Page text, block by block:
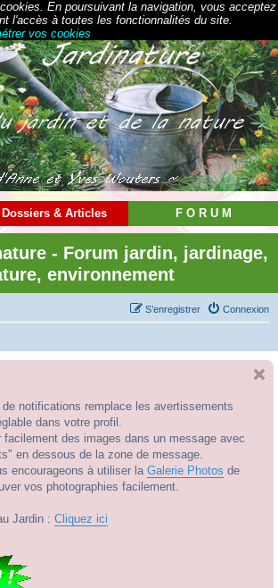
En poursuivant la navigation, vous acceptez
l'accès à toutes les fonctionnalités du site.
vos cookies
Dossiers & Articles F O R U M
- Forum jardin, jardinage,
environnement
Connexion
S’enregistrer
notifications remplace les avertissements
dans votre profil.
facilement des images dans un message avec
en dessous de la zone de message.
encourageons à utiliser la Galerie Photos de
vos photographies facilement.
Jardin : Cliquez ici